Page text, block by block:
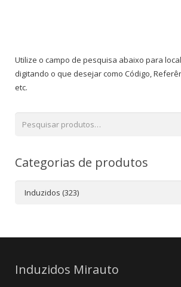
Utilize o campo de pesquisa abaixo para
digitando o que desejar como Código,
etc.
Categorias de produtos
Induzidos Mirauto